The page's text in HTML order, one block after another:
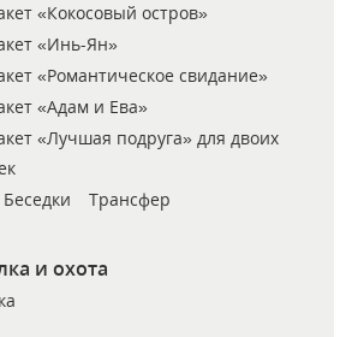
«Кокосовый остров»
«Инь-Ян»
«Романтическое свидание»
«Адам и Ева»
«Лучшая подруга» для двоих
Беседки Трансфер
и охота